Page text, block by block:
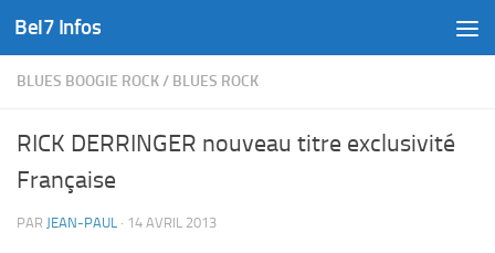
Skip to content
Bel7 Infos
BLUES BOOGIE ROCK/ BLUES ROCK
RICK DERRINGER nouveau titre exclusivité
Française
PAR JEAN-PAUL · 14 AVRIL 2013